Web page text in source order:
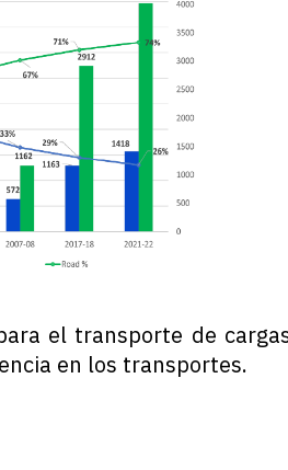
el transporte de
en los transportes.